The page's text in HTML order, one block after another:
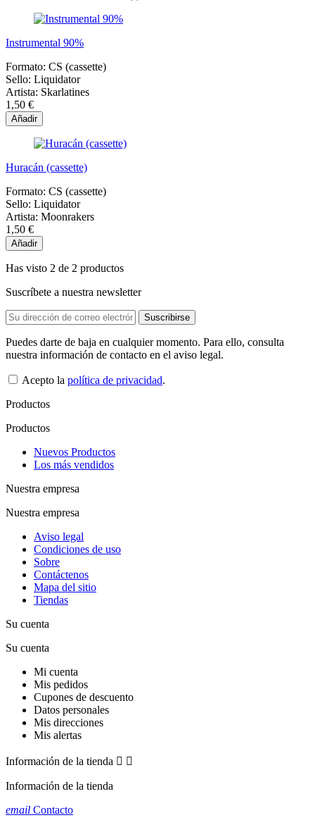
Instrumental 90%
Formato: CS (cassette)
Sello: Liquidator
Artista: Skarlatines
1,50 €
Añadir
Huracán (cassette)
Formato: CS (cassette)
Sello: Liquidator
Artista: Moonrakers
1,50 €
Añadir
Has visto 2 de 2 productos
Suscríbete a nuestra newsletter
Puedes darte de baja en cualquier momento. Para ello, consulta
nuestra información de contacto en el aviso legal.
Acepto la política de privacidad.
Productos
Productos
Nuevos Productos
Los más vendidos
Nuestra empresa
Nuestra empresa
Aviso legal
Condiciones de uso
Sobre
Contáctenos
Mapa del sitio
Tiendas
Su cuenta
Su cuenta
Mi cuenta
Mis pedidos
Cupones de descuento
Datos personales
Mis direcciones
Mis alertas
Información de la tienda  
Información de la tienda
email Contacto